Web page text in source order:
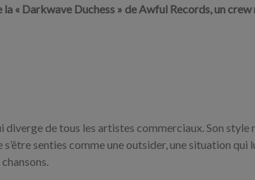
« Darkwave Duchess » de Awful Records, un crew
diverge de tous les artistes commerciaux. Son style
senties comme une outsider, une situation qui